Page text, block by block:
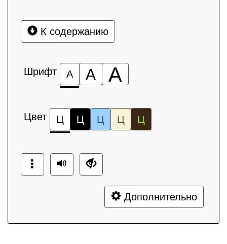
К содержанию
Шрифт А А А
Цвет Ц Ц Ц Ц Ц
Дополнительно